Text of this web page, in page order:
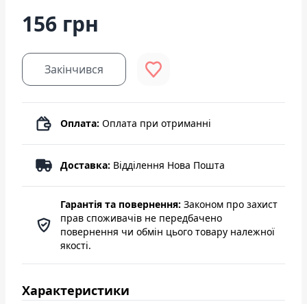
156 грн
Закінчився
Оплата: Оплата при отриманні
Доставка: Відділення Нова Пошта
Гарантія та повернення: Законом про захист
прав споживачів не передбачено
повернення чи обмін цього товару належної
якості.
Характеристики